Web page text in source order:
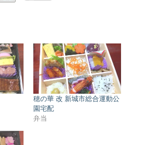
穂の華 改 新城市総合運動公
園宅配
弁当